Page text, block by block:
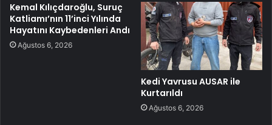
Kemal Kılıçdaroğlu, Suruç
Katliamı’nın 11’inci Yılında
Hayatını Kaybedenleri Andı
Ağustos 6, 2026
Kedi Yavrusu AUSAR ile
Kurtarıldı
Ağustos 6, 2026